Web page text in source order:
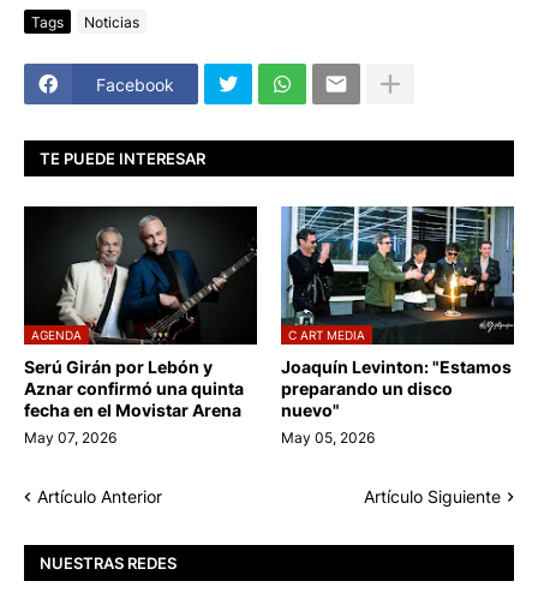
Tags Noticias
Facebook
TE PUEDE INTERESAR
AGENDA
Serú Girán por Lebón y
Aznar confirmó una quinta
fecha en el Movistar Arena
May 07, 2026
C ART MEDIA
Joaquín Levinton: "Estamos
preparando un disco
nuevo"
May 05, 2026
Artículo Anterior Artículo Siguiente
NUESTRAS REDES